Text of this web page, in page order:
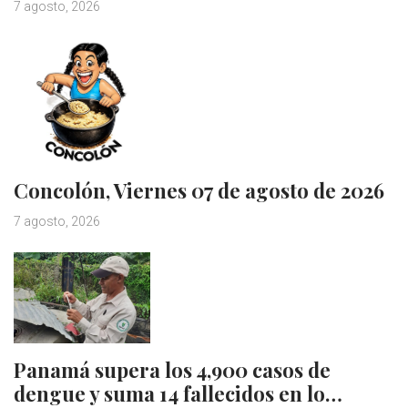
7 agosto, 2026
Concolón, Viernes 07 de agosto de 2026
7 agosto, 2026
Panamá supera los 4,900 casos de
dengue y suma 14 fallecidos en lo…